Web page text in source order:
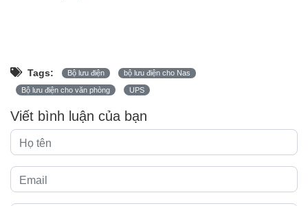
Tags: Bộ lưu điện bộ lưu điện cho Nas
Bộ lưu điện cho văn phòng UPS
Viết bình luận của bạn